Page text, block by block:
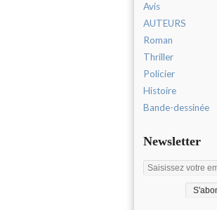
Avis
AUTEURS
Roman
Thriller
Policier
Histoire
Bande-dessinée
Newsletter